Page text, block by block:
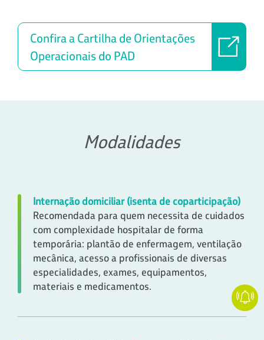
Confira a Cartilha de Orientações
Operacionais do PAD
Modalidades
Internação domiciliar (isenta de coparticipação)
Recomendada para quem necessita de cuidados
com complexidade hospitalar de forma
temporária: plantão de enfermagem, ventilação
mecânica, acesso a profissionais de diversas
especialidades, exames, equipamentos,
materiais e medicamentos.